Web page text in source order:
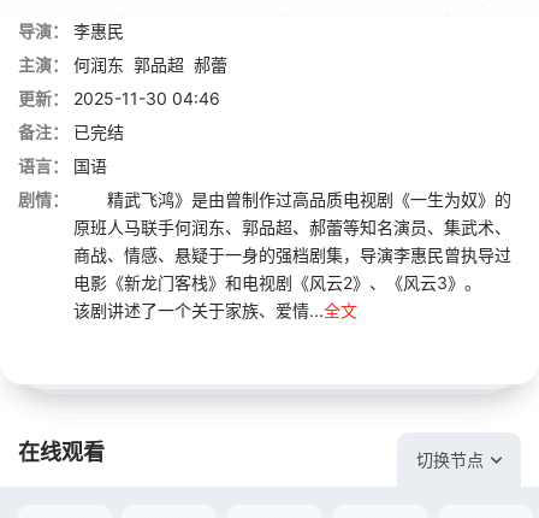
导演：
李惠民
主演：
何润东 郭品超 郝蕾
更新：
2025-11-30 04:46
备注：
已完结
语言：
国语
剧情：
精武飞鸿》是由曾制作过高品质电视剧《一生为奴》的
原班人马联手何润东、郭品超、郝蕾等知名演员、集武术、
商战、情感、悬疑于一身的强档剧集，导演李惠民曾执导过
电影《新龙门客栈》和电视剧《风云2》、《风云3》。
该剧讲述了一个关于家族、爱情...全文
在线观看 切换节点